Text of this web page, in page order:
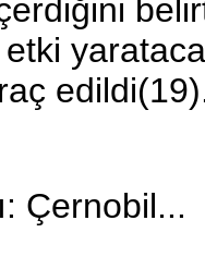
Çernobil...